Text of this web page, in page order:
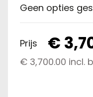
Geen opties
Prijs €
€ 3,700.00 incl.